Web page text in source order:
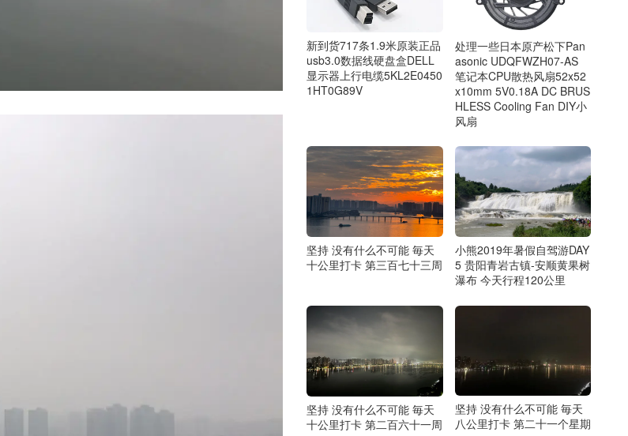
新到货717条1.9米原装正品
usb3.0数据线硬盘盒DELL
显示器上行电缆5KL2E0450
1HT0G89V
处理一些日本原产松下Pan
asonic UDQFWZH07-AS
笔记本CPU散热风扇52x52
x10mm 5V0.18A DC BRUS
HLESS Cooling Fan DIY小
风扇
坚持 没有什么不可能 毎天
十公里打卡 第三百七十三周
小熊2019年暑假自驾游DAY
5 贵阳青岩古镇-安顺黄果树
瀑布 今天行程120公里
坚持 没有什么不可能 毎天
十公里打卡 第二百六十一周
坚持 没有什么不可能 毎天
八公里打卡 第二十一个星期